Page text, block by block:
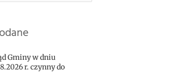
Gminy w dniu
r. czynny do